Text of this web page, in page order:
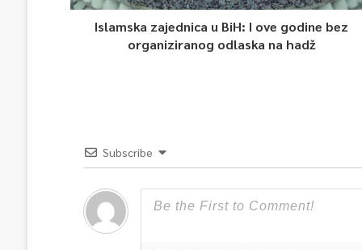
Islamska zajednica u BiH: I ove godine bez
organiziranog odlaska na hadž
Subscribe